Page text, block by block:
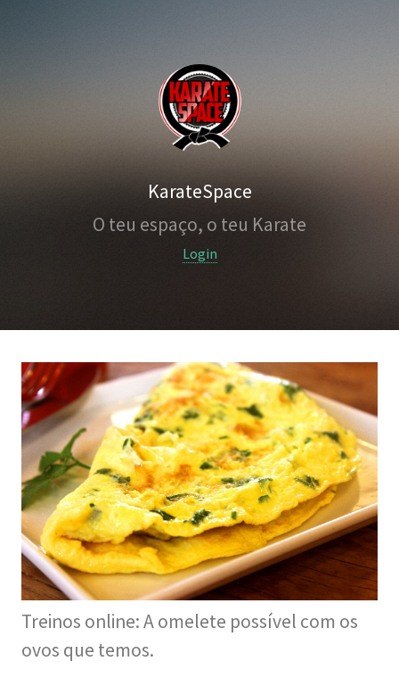
KarateSpace
O teu espaço, o teu Karate
Login
Treinos online: A omelete possível com os
ovos que temos.